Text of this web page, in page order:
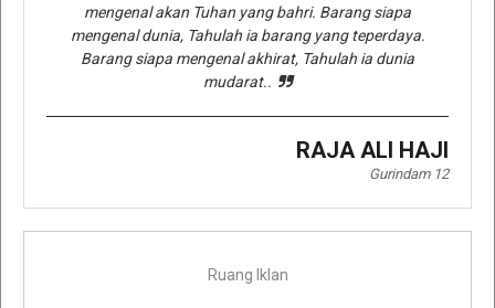
mengenal akan Tuhan yang bahri. Barang siapa
mengenal dunia, Tahulah ia barang yang teperdaya.
Barang siapa mengenal akhirat, Tahulah ia dunia
mudarat..
RAJA ALI HAJI
Gurindam 12
Ruang Iklan